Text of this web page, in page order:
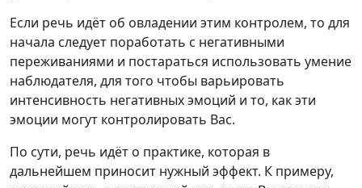
Если речь идёт об овладении этим контролем, то для
начала следует поработать с негативными
переживаниями и постараться использовать умение
наблюдателя, для того чтобы варьировать
интенсивность негативных эмоций и то, как эти
эмоции могут контролировать Вас.
По сути, речь идёт о практике, которая в
дальнейшем приносит нужный эффект. К примеру,